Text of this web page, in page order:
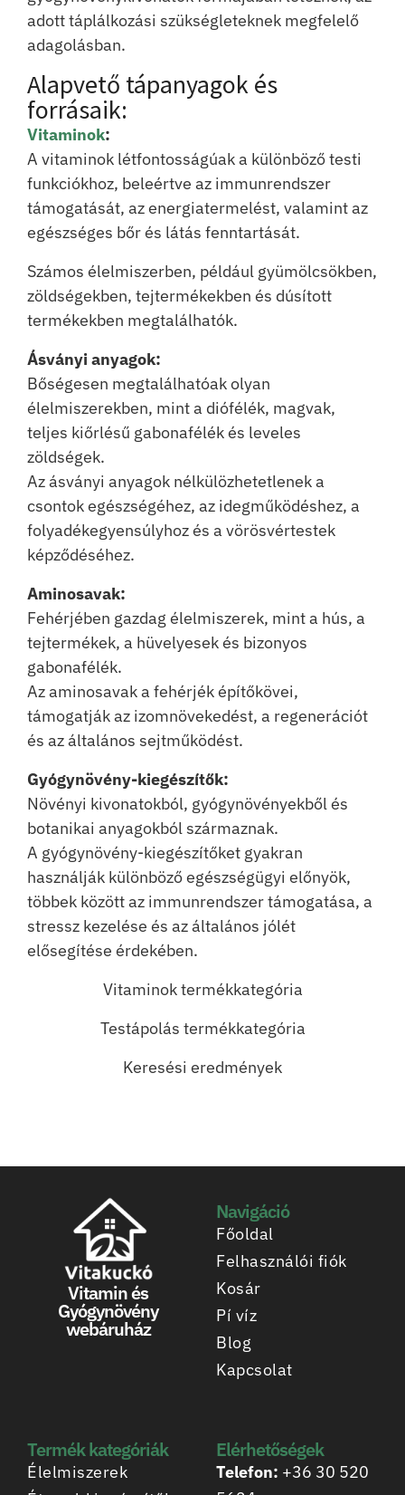
adott táplálkozási szükségleteknek megfelelő
adagolásban.
Alapvető tápanyagok és
forrásaik:
Vitaminok:
A vitaminok létfontosságúak a különböző testi
funkciókhoz, beleértve az immunrendszer
támogatását, az energiatermelést, valamint az
egészséges bőr és látás fenntartását.
Számos élelmiszerben, például gyümölcsökben,
zöldségekben, tejtermékekben és dúsított
termékekben megtalálhatók.
Ásványi anyagok:
Bőségesen megtalálhatóak olyan
élelmiszerekben, mint a diófélék, magvak,
teljes kiőrlésű gabonafélék és leveles
zöldségek.
Az ásványi anyagok nélkülözhetetlenek a
csontok egészségéhez, az idegműködéshez, a
folyadékegyensúlyhoz és a vörösvértestek
képződéséhez.
Aminosavak:
Fehérjében gazdag élelmiszerek, mint a hús, a
tejtermékek, a hüvelyesek és bizonyos
gabonafélék.
Az aminosavak a fehérjék építőkövei,
támogatják az izomnövekedést, a regenerációt
és az általános sejtműködést.
Gyógynövény-kiegészítők:
Növényi kivonatokból, gyógynövényekből és
botanikai anyagokból származnak.
A gyógynövény-kiegészítőket gyakran
használják különböző egészségügyi előnyök,
többek között az immunrendszer támogatása, a
stressz kezelése és az általános jólét
elősegítése érdekében.
Vitaminok termékkategória
Testápolás termékkategória
Keresési eredmények
Vitamin és
Gyógynövény
webáruház
Navigáció
Főoldal
Felhasználói fiók
Kosár
Pí víz
Blog
Kapcsolat
Termék kategóriák
Élelmiszerek
Elérhetőségek
Telefon: +36 30 520